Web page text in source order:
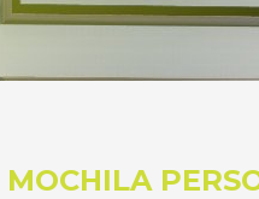
MOCHILA